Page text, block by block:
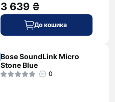
3 639 ₴
До кошика
Bose SoundLink Micro
Stone Blue
0